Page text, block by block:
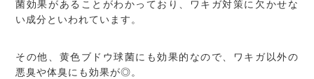
菌効果があることがわかっており、ワキガ対策に欠かせな
い成分といわれています。
その他、黄色ブドウ球菌にも効果的なので、ワキガ以外の
悪臭や体臭にも効果が◎。